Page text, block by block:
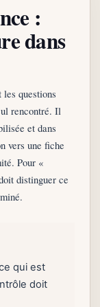
:
dans
questions
rencontré. Il
et dans
vers une fiche
Pour «
distinguer ce
qui est
doit